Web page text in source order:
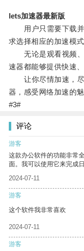
lets加速器最新版
用户只需要下载并
求选择相应的加速模
无论是观看视频、
速器都能够提供快速
让你尽情加速，尽
器，感受网络加速的魅
#3#
评论
游客
这款办公软件的功能非常
面。我可以使用它来完成
2024-07-11
游客
这个软件我非常喜欢
2024-07-11
游客